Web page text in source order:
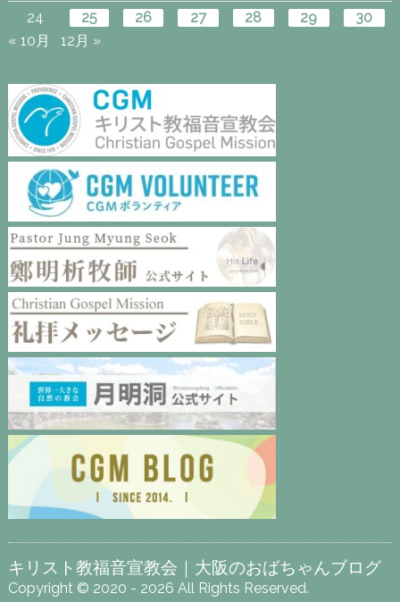
24
25 26 27 28 29
30
« 10月
12月 »
キリスト教福音宣教会｜大阪のおばちゃんブログ
Copyright © 2020 - 2026 All Rights Reserved.